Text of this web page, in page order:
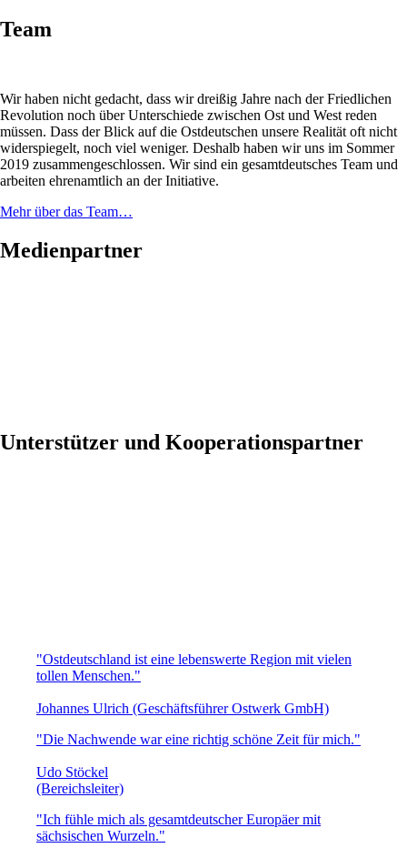
Team
Wir haben nicht gedacht, dass wir dreißig Jahre nach der Friedlichen
Revolution noch über Unterschiede zwischen Ost und West reden
müssen. Dass der Blick auf die Ostdeutschen unsere Realität oft nicht
widerspiegelt, noch viel weniger. Deshalb haben wir uns im Sommer
2019 zusammengeschlossen. Wir sind ein gesamtdeutsches Team und
arbeiten ehrenamtlich an der Initiative.
Mehr über das Team…
Medienpartner
Unterstützer und Kooperationspartner
"Ostdeutschland ist eine lebenswerte Region mit vielen
tollen Menschen."
Johannes Ulrich (Geschäftsführer Ostwerk GmbH)
"Die Nachwende war eine richtig schöne Zeit für mich."
Udo Stöckel
(Bereichsleiter)
"Ich fühle mich als gesamtdeutscher Europäer mit
sächsischen Wurzeln."